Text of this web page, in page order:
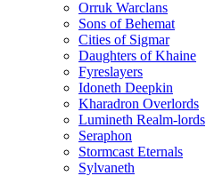
Orruk Warclans
Sons of Behemat
Cities of Sigmar
Daughters of Khaine
Fyreslayers
Idoneth Deepkin
Kharadron Overlords
Lumineth Realm-lords
Seraphon
Stormcast Eternals
Sylvaneth